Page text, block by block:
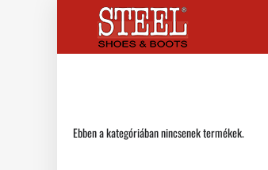
Ebben a kategóriában nincsenek termékek.